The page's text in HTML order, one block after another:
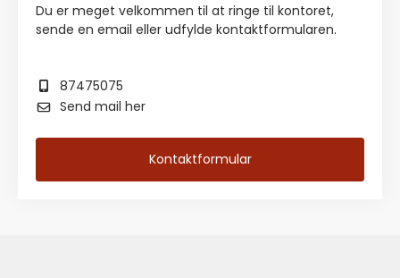
Du er meget velkommen til at ringe til kontoret,
sende en email eller udfylde kontaktformularen.
87475075
Send mail her
Kontaktformular